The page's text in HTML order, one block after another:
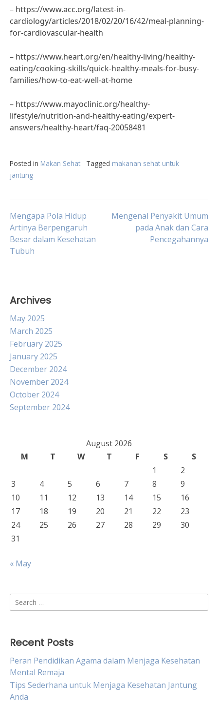
– https://www.acc.org/latest-in-
cardiology/articles/2018/02/20/16/42/meal-planning-
for-cardiovascular-health
– https://www.heart.org/en/healthy-living/healthy-
eating/cooking-skills/quick-healthy-meals-for-busy-
families/how-to-eat-well-at-home
– https://www.mayoclinic.org/healthy-
lifestyle/nutrition-and-healthy-eating/expert-
answers/healthy-heart/faq-20058481
Posted in Makan Sehat Tagged makanan sehat untuk
jantung
Post
navigation
Mengapa Pola Hidup
Artinya Berpengaruh
Besar dalam Kesehatan
Tubuh
Mengenal Penyakit Umum
pada Anak dan Cara
Pencegahannya
Archives
May 2025
March 2025
February 2025
January 2025
December 2024
November 2024
October 2024
September 2024
August 2026
M
T W T F S
S
1
2
3
4 5 6 7 8
9
10
11 12 13 14 15
16
17
18 19 20 21 22
23
24
25 26 27 28 29
30
31
« May
Search
for:
Recent Posts
Peran Pendidikan Agama dalam Menjaga Kesehatan
Mental Remaja
Tips Sederhana untuk Menjaga Kesehatan Jantung
Anda